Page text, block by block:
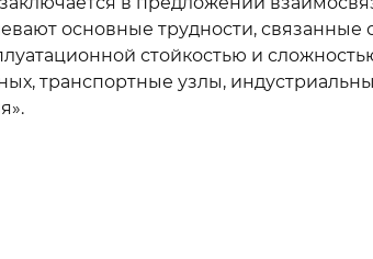
основные трудности,
стойкостью и
транспортные узлы,